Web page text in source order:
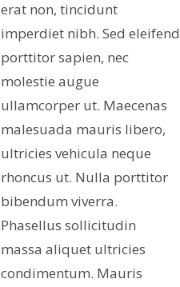
erat non, tincidunt
imperdiet nibh. Sed eleifend
porttitor sapien, nec
molestie augue
ullamcorper ut. Maecenas
malesuada mauris libero,
ultricies vehicula neque
rhoncus ut. Nulla porttitor
bibendum viverra.
Phasellus sollicitudin
massa aliquet ultricies
condimentum. Mauris